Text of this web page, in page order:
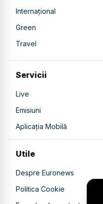
Internațional
Green
Travel
Servicii
Live
Emisiuni
Aplicația Mobilă
Utile
Despre Euronews
Politica Cookie